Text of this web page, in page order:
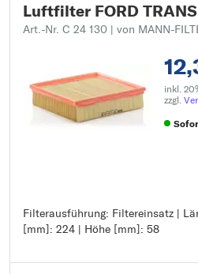
Luftfilter FORD
Art.-Nr. C 24 130 | von MANN-
inkl.
zzgl.
Filterausführung: Filtereinsatz |
[mm]: 224 | Höhe [mm]: 58
Filterausführung: Filtereinsatz
Länge [mm]: 241
Höhe [mm]: 58